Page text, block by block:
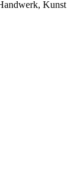
Kunst